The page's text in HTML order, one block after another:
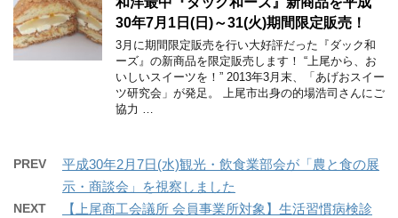
30年7月1日(日)～31(火)期間限定販売！
3月に期間限定販売を行い大好評だった『ダック和
ーズ』の新商品を限定販売します！ “上尾から、お
いしいスイーツを！” 2013年3月末、「あげおスイー
ツ研究会」が発足。 上尾市出身の的場浩司さんにご
協力 …
PREV
平成30年2月7日(水)観光・飲食業部会が「農と食の展
示・商談会」を視察しました
NEXT
【上尾商工会議所 会員事業所対象】生活習慣病検診